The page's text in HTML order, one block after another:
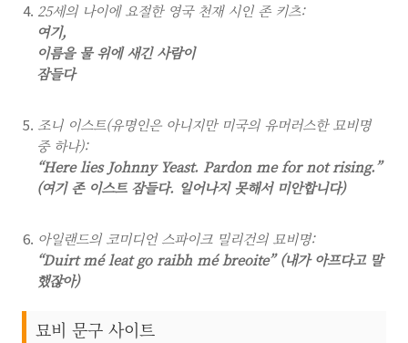
25세의 나이에 요절한 영국 천재 시인 존 키츠:
여기,
이름을 물 위에 새긴 사람이
잠들다
조니 이스트(유명인은 아니지만 미국의 유머러스한 묘비명
중 하나):
“Here lies Johnny Yeast. Pardon me for not rising.”
(여기 존 이스트 잠들다. 일어나지 못해서 미안합니다)
아일랜드의 코미디언 스파이크 밀리건의 묘비명:
“Duirt mé leat go raibh mé breoite” (내가 아프다고 말
했잖아)
묘비 문구 사이트